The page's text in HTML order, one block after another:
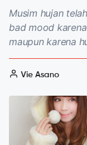
Musim hujan
bad mood
maupun karena
Vie Asano